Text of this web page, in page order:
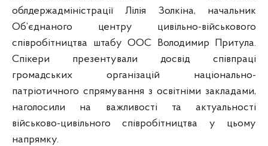
облдержадміністрації Лілія Золкіна, начальник
Об’єднаного центру цивільно-військового
співробітництва штабу ООС Володимир Притула.
Спікери презентували досвід співпраці
громадських організацій національно-
патріотичного спрямування з освітніми закладами,
наголосили на важливості та актуальності
військово-цивільного співробітництва у цьому
напрямку.